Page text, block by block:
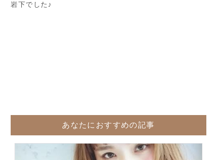
岩下でした♪
あなたにおすすめの記事